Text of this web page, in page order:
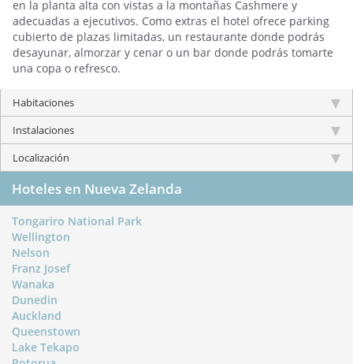
en la planta alta con vistas a la montañas Cashmere y
adecuadas a ejecutivos. Como extras el hotel ofrece parking
cubierto de plazas limitadas, un restaurante donde podrás
desayunar, almorzar y cenar o un bar donde podrás tomarte
una copa o refresco.
Habitaciones
Instalaciones
Localización
Hoteles en Nueva Zelanda
Tongariro National Park
Wellington
Nelson
Franz Josef
Wanaka
Dunedin
Auckland
Queenstown
Lake Tekapo